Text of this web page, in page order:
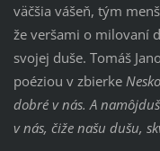
väčšia vášeň, tým
že veršami o milovaní
svojej duše. Tomáš
poéziou v zbierke
dobré v nás. A
v nás, čiže našu dušu,